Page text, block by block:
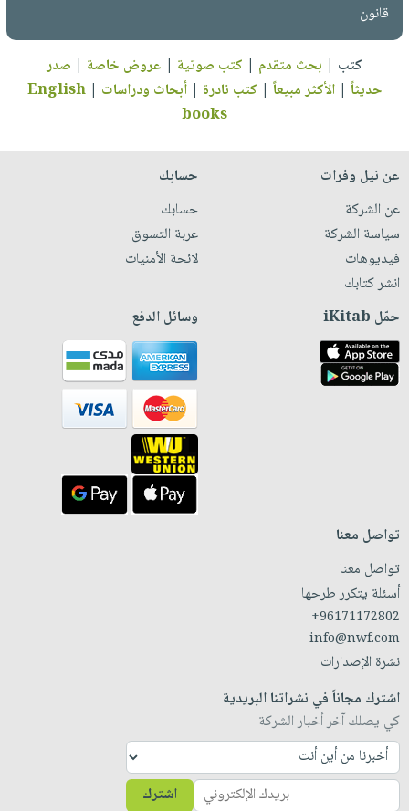
قانون
كتب | بحث متقدم | كتب صوتية | عروض خاصة | صدر
حديثاً |الأكثر مبيعاً | كتب نادرة |أبحاث ودراسات |
English
books
عن نيل وفرات
عن الشركة
سياسة الشركة
فيديوهات
انشر كتابك
حسابك
حسابك
عربة التسوق
لائحة الأمنيات
حمّل iKitab وسائل الدفع
تواصل معنا
تواصل معنا
أسئلة يتكرر طرحها
+96171172802
info@nwf.com
نشرة الإصدارات
اشترك مجاناً في نشراتنا البريدية
كي يصلك آخر أخبار الشركة
اشترك